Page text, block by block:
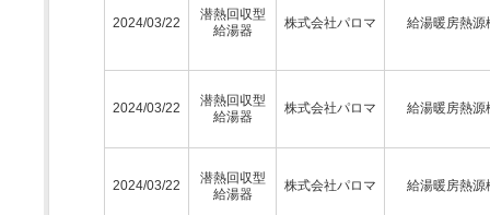
2024/03/22
潜熱回収型
給湯器
株式会社パロマ 給湯暖房熱源
2024/03/22
潜熱回収型
給湯器
株式会社パロマ 給湯暖房熱源
2024/03/22
潜熱回収型
給湯器
株式会社パロマ 給湯暖房熱源